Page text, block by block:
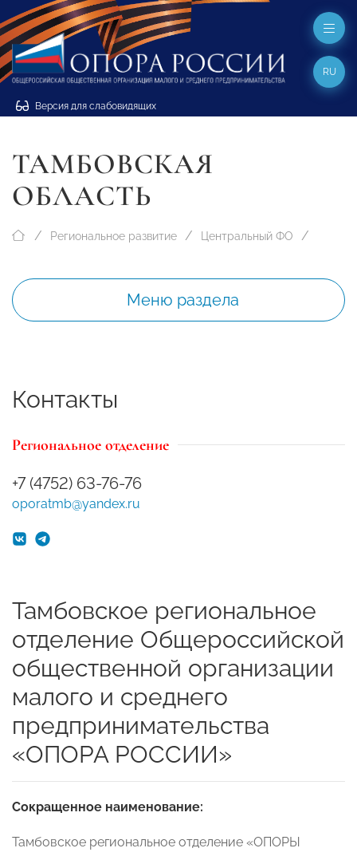
Версия для слабовидящих
RU
ТАМБОВСКАЯ
ОБЛАСТЬ
Региональное развитие Центральный ФО
Меню раздела
Контакты
Региональное отделение
+7 (4752) 63-76-76
oporatmb@yandex.ru
Тамбовское региональное
отделение Общероссийской
общественной организации
малого и среднего
предпринимательства
«ОПОРА РОССИИ»
Сокращенное наименование:
Тамбовское региональное отделение «ОПОРЫ